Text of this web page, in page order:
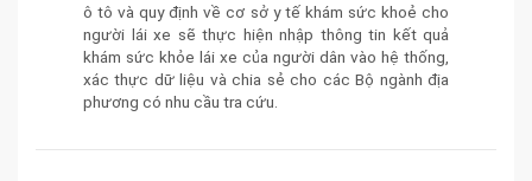
ô tô và quy định về cơ sở y tế khám sức khoẻ cho
người lái xe sẽ thực hiện nhập thông tin kết quả
khám sức khỏe lái xe của người dân vào hệ thống,
xác thực dữ liệu và chia sẻ cho các Bộ ngành địa
phương có nhu cầu tra cứu.